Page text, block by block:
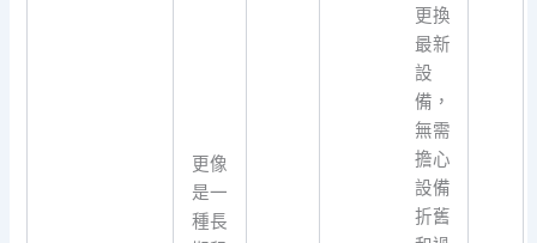
更像
是一
種長
更換
最新
設
備，
無需
擔心
設備
折舊